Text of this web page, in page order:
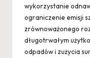
wykorzystanie
ograniczenie emisji
zrównoważonego
długotrwałym
odpadów i zużycia